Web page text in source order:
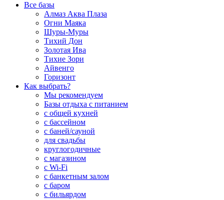
Все базы
Алмаз Аква Плаза
Огни Маяка
Шуры-Муры
Тихий Дон
Золотая Ива
Тихие Зори
Айвенго
Горизонт
Как выбрать?
Мы рекомендуем
Базы отдыха с питанием
с общей кухней
с бассейном
с баней/сауной
для свадьбы
круглогодичные
с магазином
с Wi-Fi
с банкетным залом
с баром
с бильярдом